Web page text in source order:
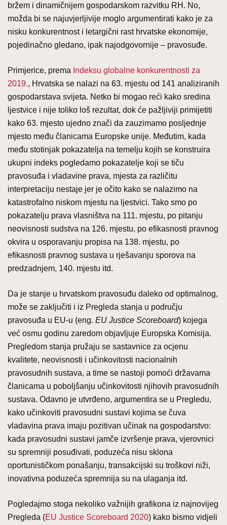
bržem i dinamičnijem gospodarskom razvitku RH. No,
možda bi se najuvjerljivije moglo argumentirati kako je za
nisku konkurentnost i letargični rast hrvatske ekonomije,
pojedinačno gledano, ipak najodgovornije – pravosuđe.
Primjerice, prema Indeksu globalne konkurentnosti za
2019., Hrvatska se nalazi na 63. mjestu od 141 analiziranih
gospodarstava svijeta. Netko bi mogao reći kako sredina
ljestvice i nije toliko loš rezultat, dok će pažljiviji primijetiti
kako 63. mjesto ujedno znači da zauzimamo posljednje
mjesto među članicama Europske unije. Međutim, kada
među stotinjak pokazatelja na temelju kojih se konstruira
ukupni indeks pogledamo pokazatelje koji se tiču
pravosuđa i vladavine prava, mjesta za različitu
interpretaciju nestaje jer je očito kako se nalazimo na
katastrofalno niskom mjestu na ljestvici. Tako smo po
pokazatelju prava vlasništva na 111. mjestu, po pitanju
neovisnosti sudstva na 126. mjestu, po efikasnosti pravnog
okvira u osporavanju propisa na 138. mjestu, po
efikasnosti pravnog sustava u rješavanju sporova na
predzadnjem, 140. mjestu itd.
Da je stanje u hrvatskom pravosuđu daleko od optimalnog,
može se zaključiti i iz Pregleda stanja u području
pravosuđa u EU-u (eng. EU Justice Scoreboard) kojega
već osmu godinu zaredom objavljuje Europska Komisija.
Pregledom stanja pružaju se sastavnice za ocjenu
kvalitete, neovisnosti i učinkovitosti nacionalnih
pravosudnih sustava, a time se nastoji pomoći državama
članicama u poboljšanju učinkovitosti njihovih pravosudnih
sustava. Odavno je utvrđeno, argumentira se u Pregledu,
kako učinkoviti pravosudni sustavi kojima se čuva
vladavina prava imaju pozitivan učinak na gospodarstvo:
kada pravosudni sustavi jamče izvršenje prava, vjerovnici
su spremniji posuđivati, poduzeća nisu sklona
oportunističkom ponašanju, transakcijski su troškovi niži,
inovativna poduzeća spremnija su na ulaganja itd.
Pogledajmo stoga nekoliko važnijih grafikona iz najnovijeg
Pregleda (EU Justice Scoreboard 2020) kako bismo vidjeli